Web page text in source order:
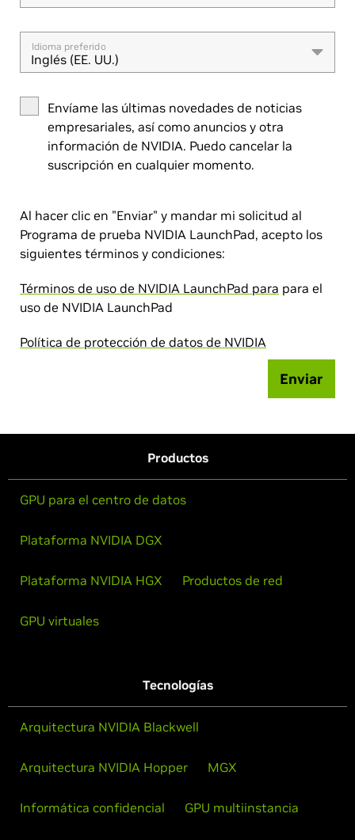
Idioma preferido
Inglés (EE. UU.)
Envíame las últimas novedades de noticias
empresariales, así como anuncios y otra
información de NVIDIA. Puedo cancelar la
suscripción en cualquier momento.
Al hacer clic en "Enviar" y mandar mi solicitud al
Programa de prueba NVIDIA LaunchPad, acepto los
siguientes términos y condiciones:
Términos de uso de NVIDIA LaunchPad para para el
uso de NVIDIA LaunchPad
Política de protección de datos de NVIDIA
Enviar
Productos
GPU para el centro de datos
Plataforma NVIDIA DGX
Plataforma NVIDIA HGX Productos de red
GPU virtuales
Tecnologías
Arquitectura NVIDIA Blackwell
Arquitectura NVIDIA Hopper MGX
Informática confidencial GPU multiinstancia